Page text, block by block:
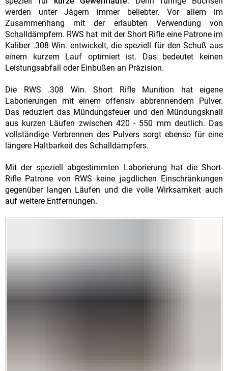
werden unter Jägern immer beliebter. Vor allem im
Zusammenhang mit der erlaubten Verwendung von
Schalldämpfern. RWS hat mit der Short Rifle eine Patrone im
Kaliber .308 Win. entwickelt, die speziell für den Schuß aus
einem kurzem Lauf optimiert ist. Das bedeutet keinen
Leistungsabfall oder Einbußen an Präzision.
Die RWS .308 Win. Short Rifle Munition hat eigene
Laborierungen mit einem offensiv abbrennendem Pulver.
Das reduziert das Mündungsfeuer und den Mündungsknall
aus kurzen Läufen zwischen 420 - 550 mm deutlich. Das
vollständige Verbrennen des Pulvers sorgt ebenso für eine
längere Haltbarkeit des Schalldämpfers.
Mit der speziell abgestimmten Laborierung hat die Short-
Rifle Patrone von RWS keine jagdlichen Einschränkungen
gegenüber langen Läufen und die volle Wirksamkeit auch
auf weitere Entfernungen.